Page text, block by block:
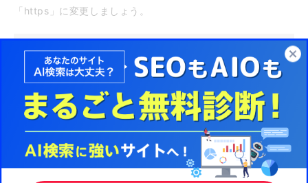
「https」に変更しましょう。
④CMS（WordPressや利用プラグイン）内の設定変更